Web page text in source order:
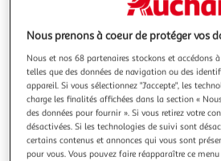
Nous prenons à coeur de protéger vos
Nous et nos 68 partenaires stockons et accédons
telles que des données de navigation ou des
appareil. Si vous sélectionnez "J'accepte", les
charge les finalités affichées dans la section «
des données pour fournir ». Si vous retirez votre
désactivées. Si les technologies de suivi sont
certains contenus et annonces qui vous sont
pour vous. Vous pouvez faire réapparaître ce